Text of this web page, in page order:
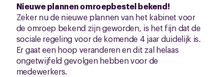
Nieuwe plannen omroepbestel bekend!
Zeker nu de nieuwe plannen van het kabinet voor
de omroep bekend zijn geworden, is het fijn dat de
sociale regeling voor de komende 4 jaar duidelijk is.
Er gaat een hoop veranderen en dit zal helaas
ongetwijfeld gevolgen hebben voor de
medewerkers.